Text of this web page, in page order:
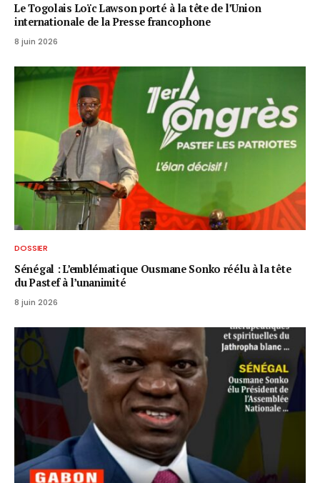
Le Togolais Loïc Lawson porté à la tête de l’Union
internationale de la Presse francophone
8 juin 2026
DOSSIER
Sénégal : L’emblématique Ousmane Sonko réélu à la tête
du Pastef à l’unanimité
8 juin 2026